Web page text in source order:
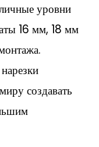
уровни
16 мм, 18 мм
создавать